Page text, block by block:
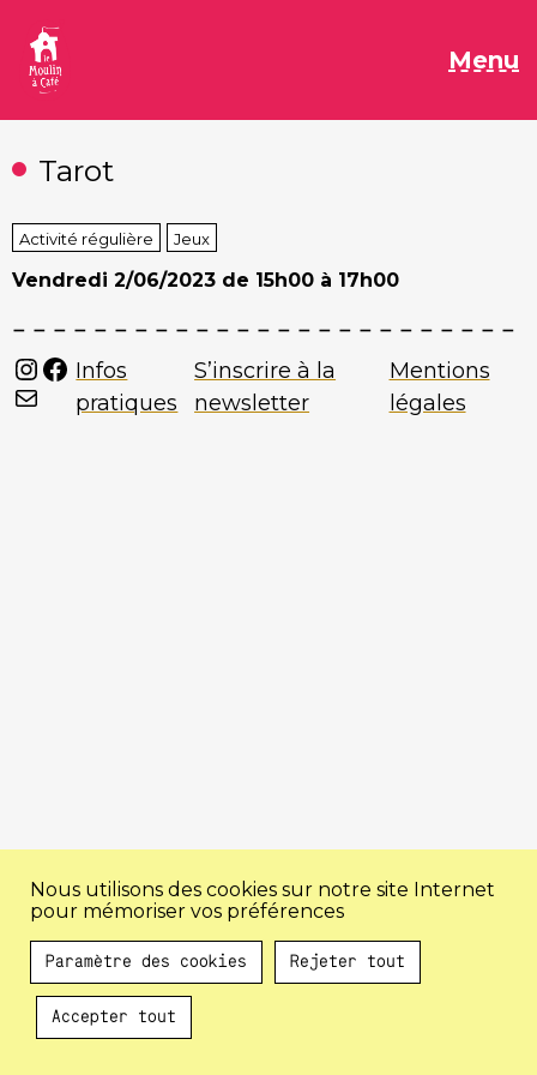
contenu
Menu
Tarot
Activité régulière Jeux
Vendredi 2/06/2023 de 15h00 à 17h00
Instagram
Facebook
Mail
Infos
pratiques
S’inscrire à la
newsletter
Mentions
légales
Au programme !
Nous utilisons des cookies sur notre site Internet
pour mémoriser vos préférences
Paramètre des cookies Rejeter tout
Accepter tout